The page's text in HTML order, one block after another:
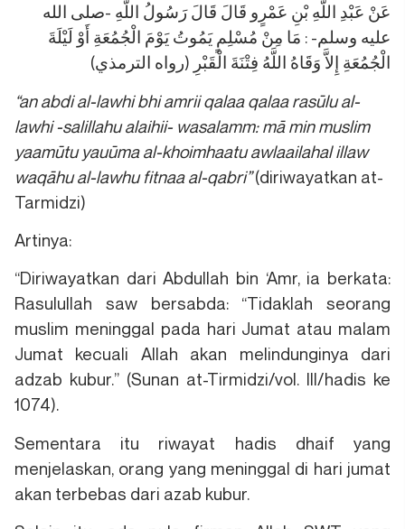
عَنْ عَبْدِ اللَّهِ بْنِ عَمْرٍو قَالَ قَالَ رَسُولُ اللَّهِ -صلى الله
عليه وسلم- : مَا مِنْ مُسْلِمٍ يَمُوتُ يَوْمَ الْجُمُعَةِ أَوْ لَيْلَةَ
الْجُمُعَةِ إِلاَّ وَقَاهُ اللَّهُ فِتْنَةَ الْقَبْرِ (رواه الترمذي)
“an abdi al-lawhi bhi amrii qalaa qalaa rasūlu al-
lawhi -salillahu alaihii- wasalamm: mā min muslim
yaamūtu yauūma al-khoimhaatu awlaailahal illaw
waqāhu al-lawhu fitnaa al-qabri”(diriwayatkan at-
Tarmidzi)
Artinya:
“Diriwayatkan dari Abdullah bin ‘Amr, ia berkata:
Rasulullah saw bersabda: “Tidaklah seorang
muslim meninggal pada hari Jumat atau malam
Jumat kecuali Allah akan melindunginya dari
adzab kubur.” (Sunan at-Tirmidzi/vol. III/hadis ke
1074).
Sementara itu riwayat hadis dhaif yang
menjelaskan, orang yang meninggal di hari jumat
akan terbebas dari azab kubur.